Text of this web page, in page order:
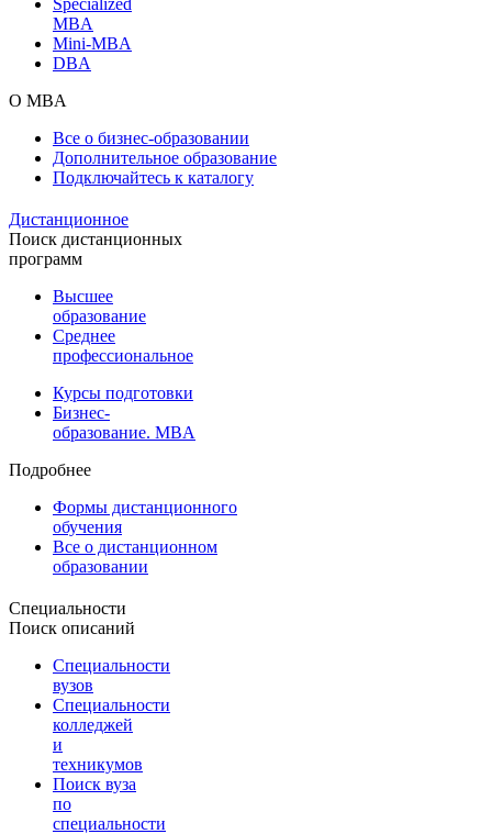
MBA
Mini-MBA
DBA
О MBA
Все о бизнес-образовании
Дополнительное образование
Подключайтесь к каталогу
Дистанционное
Поиск дистанционных
программ
Высшее
образование
Среднее
профессиональное
Курсы подготовки
Бизнес-
образование. MBA
Подробнее
Формы дистанционного
обучения
Все о дистанционном
образовании
Специальности
Поиск описаний
Специальности
вузов
Специальности
колледжей
и
техникумов
Поиск вуза
по
специальности